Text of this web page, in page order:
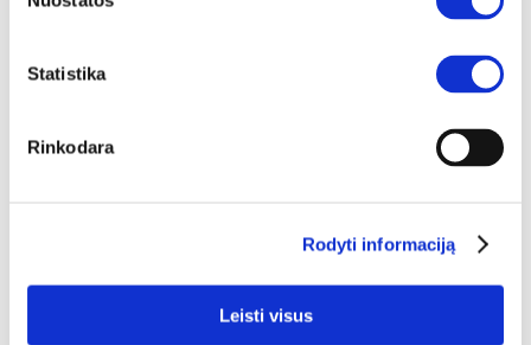
Statistika
Rinkodara
Rodyti informaciją
Leisti visus